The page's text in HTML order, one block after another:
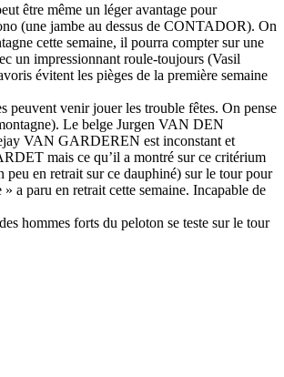
être même un léger avantage pour
(une jambe au dessus de CONTADOR). On
cette semaine, il pourra compter sur une
un impressionnant roule-toujours (Vasil
évitent les pièges de la première semaine
peuvent venir jouer les trouble fêtes. On pense
Le belge Jurgen VAN DEN
VAN GARDEREN est inconstant et
mais ce qu’il a montré sur ce critérium
peu en retrait sur ce dauphiné) sur le tour pour
paru en retrait cette semaine. Incapable de
hommes forts du peloton se teste sur le tour